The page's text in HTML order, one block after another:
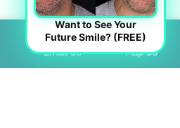
Email Us Map Us
Want to See Your
Future Smile? (FREE)